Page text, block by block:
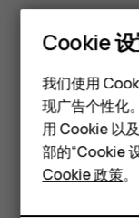
智能手
经典手
配件
平板电脑
保持设备干燥
如果您的设备具备
Cookie
我们使用
现广告个性化
用 Cookie 以
部的“Cookie
Cookie 政策。